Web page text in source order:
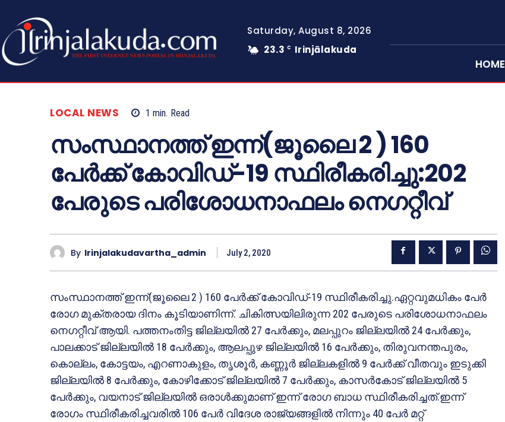
Saturday, August 8, 2026
23.3 C Irinjālakuda
HOME
LOCAL NEWS 1 min. Read
സംസ്ഥാനത്ത് ഇന്ന്(ജൂലൈ 2 ) 160
പേര്‍ക്ക് കോവിഡ്-19 സ്ഥിരീകരിച്ചു:202
പേരുടെ പരിശോധനാഫലം നെഗറ്റീവ്
By Irinjalakudavartha_admin July 2, 2020
സംസ്ഥാനത്ത് ഇന്ന്(ജൂലൈ 2 ) 160 പേര്‍ക്ക് കോവിഡ്-19 സ്ഥിരീകരിച്ചു.ഏറ്റവുമധികം പേര്‍
രോഗ മുക്തരായ ദിനം കൂടിയാണിന്ന്. ചികിത്സയിലിരുന്ന 202 പേരുടെ പരിശോധനാഫലം
നെഗറ്റീവ് ആയി. പത്തനംതിട്ട ജില്ലയില്‍ 27 പേര്‍ക്കും, മലപ്പുറം ജില്ലയില്‍ 24 പേര്‍ക്കും,
പാലക്കാട് ജില്ലയില്‍ 18 പേര്‍ക്കും, ആലപ്പുഴ ജില്ലയില്‍ 16 പേര്‍ക്കും, തിരുവനന്തപുരം,
കൊല്ലം, കോട്ടയം, എറണാകുളം, തൃശൂര്‍, കണ്ണൂര്‍ ജില്ലകളില്‍ 9 പേര്‍ക്ക് വീതവും ഇടുക്കി
ജില്ലയില്‍ 8 പേര്‍ക്കും, കോഴിക്കോട് ജില്ലയില്‍ 7 പേര്‍ക്കും, കാസര്‍കോട് ജില്ലയില്‍ 5
പേര്‍ക്കും, വയനാട് ജില്ലയില്‍ ഒരാള്‍ക്കുമാണ് ഇന്ന് രോഗ ബാധ സ്ഥിരീകരിച്ചത്.ഇന്ന്
രോഗം സ്ഥിരീകരിച്ചവരില്‍ 106 പേര്‍ വിദേശ രാജ്യങ്ങളില്‍ നിന്നും 40 പേര്‍ മറ്റ്